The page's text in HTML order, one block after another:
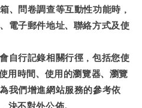
、問卷調查等互動性功能時，
電子郵件地址、聯絡方式及使
自行記錄相關行徑，包括您使
用時間、使用的瀏覽器、瀏覽
我們增進網站服務的參考依
決不對外公佈。